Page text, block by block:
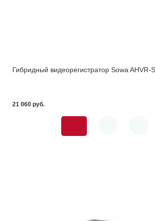
Гибридный видеорегистратор Sowa AHVR-
21 060 pуб.